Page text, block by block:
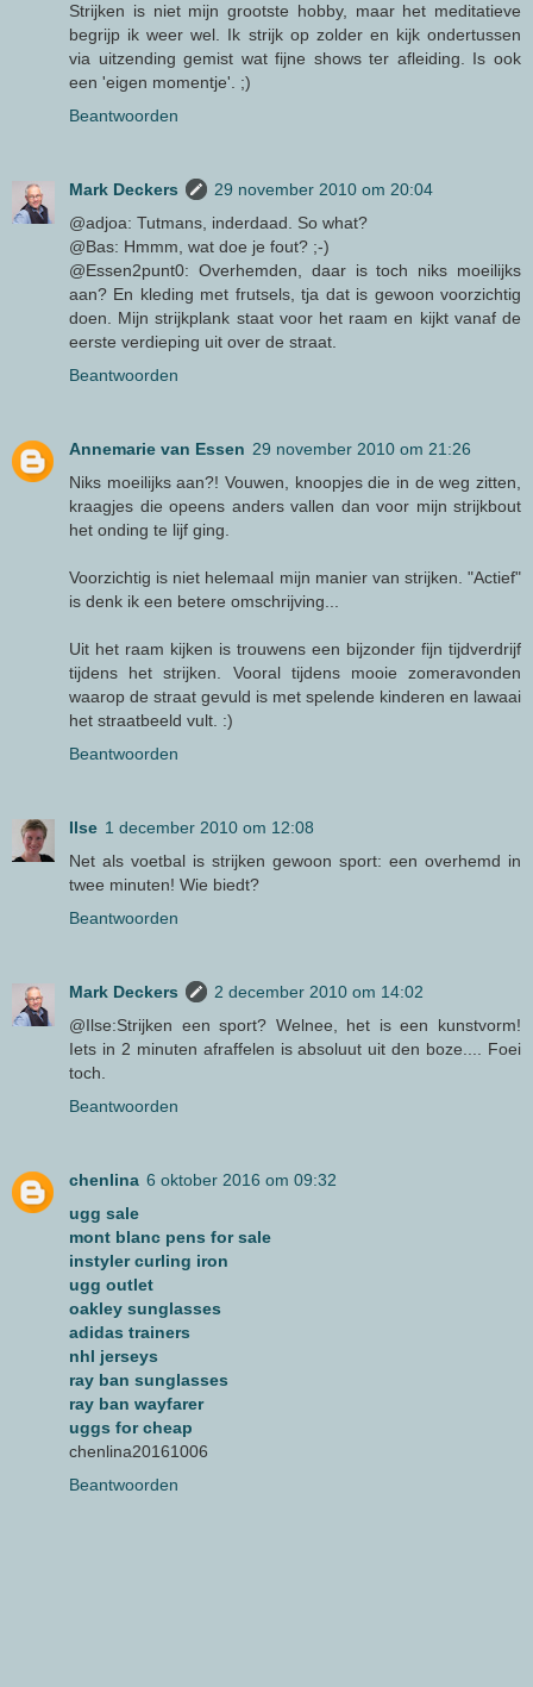
Strijken is niet mijn grootste hobby, maar het meditatieve
begrijp ik weer wel. Ik strijk op zolder en kijk ondertussen
via uitzending gemist wat fijne shows ter afleiding. Is ook
een 'eigen momentje'. ;)
Beantwoorden
Mark Deckers
29 november 2010 om 20:04
@adjoa: Tutmans, inderdaad. So what?
@Bas: Hmmm, wat doe je fout? ;-)
@Essen2punt0: Overhemden, daar is toch niks moeilijks
aan? En kleding met frutsels, tja dat is gewoon voorzichtig
doen. Mijn strijkplank staat voor het raam en kijkt vanaf de
eerste verdieping uit over de straat.
Beantwoorden
Annemarie van Essen 29 november 2010 om 21:26
Niks moeilijks aan?! Vouwen, knoopjes die in de weg zitten,
kraagjes die opeens anders vallen dan voor mijn strijkbout
het onding te lijf ging.
Voorzichtig is niet helemaal mijn manier van strijken. "Actief"
is denk ik een betere omschrijving...
Uit het raam kijken is trouwens een bijzonder fijn tijdverdrijf
tijdens het strijken. Vooral tijdens mooie zomeravonden
waarop de straat gevuld is met spelende kinderen en lawaai
het straatbeeld vult. :)
Beantwoorden
Ilse 1 december 2010 om 12:08
Net als voetbal is strijken gewoon sport: een overhemd in
twee minuten! Wie biedt?
Beantwoorden
Mark Deckers
2 december 2010 om 14:02
@Ilse:Strijken een sport? Welnee, het is een kunstvorm!
Iets in 2 minuten afraffelen is absoluut uit den boze.... Foei
toch.
Beantwoorden
chenlina 6 oktober 2016 om 09:32
ugg sale
mont blanc pens for sale
instyler curling iron
ugg outlet
oakley sunglasses
adidas trainers
nhl jerseys
ray ban sunglasses
ray ban wayfarer
uggs for cheap
chenlina20161006
Beantwoorden